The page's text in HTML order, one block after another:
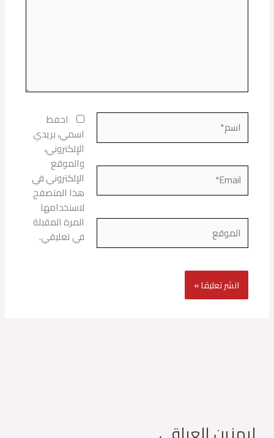
اسم*
Email*
الموقع
احفظ
اسمي، بريدي
الإلكتروني،
والموقع
الإلكتروني في
هذا المتصفح
لاستخدامها
المرة المقبلة
في تعليقي.